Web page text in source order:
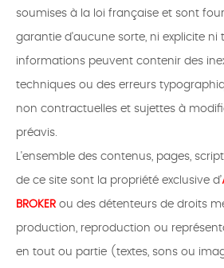
soumises à la loi française et sont
garantie d'aucune sorte, ni explicite ni
informations peuvent contenir des
techniques ou des erreurs
non contractuelles et sujettes à
préavis.
L'ensemble des contenus, pages,
de ce site sont la propriété exclusive d’
BROKER ou des détenteurs de droits
production, reproduction ou
en tout ou partie (textes, sons ou